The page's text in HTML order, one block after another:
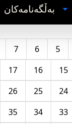
به‌ڵگه‌نامه‌کان
5
6
7
15
16
17
24
25
26
33
34
35